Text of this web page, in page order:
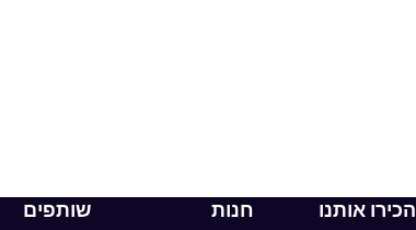
עיצוב ואבזור הבית
הכירו אותנו חנות שותפים